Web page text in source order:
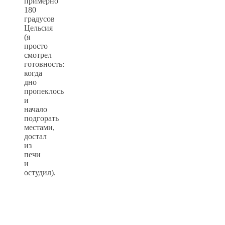
180
градусов
Цельсия
(я
просто
смотрел
готовность:
когда
дно
пропеклось
и
начало
подгорать
местами,
достал
из
печи
и
остудил).